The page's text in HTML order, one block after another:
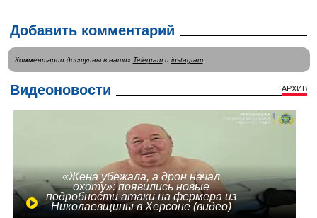
Добавить комментарий
Комментарии доступны в наших Telegramи instagram.
Видеоновости АРХИВ
«Жена убежала, а дрон начал
охоту»: появились новые
подробности атаки на фермера из
Николаевщины в Херсоне (видео)